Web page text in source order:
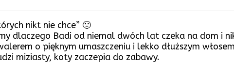
nikt nie chce” 🙁
dlaczego Badi od niemal dwóch lat czeka na dom i
o pięknym umaszczeniu i lekko dłuższym
miziasty, koty zaczepia do zabawy.